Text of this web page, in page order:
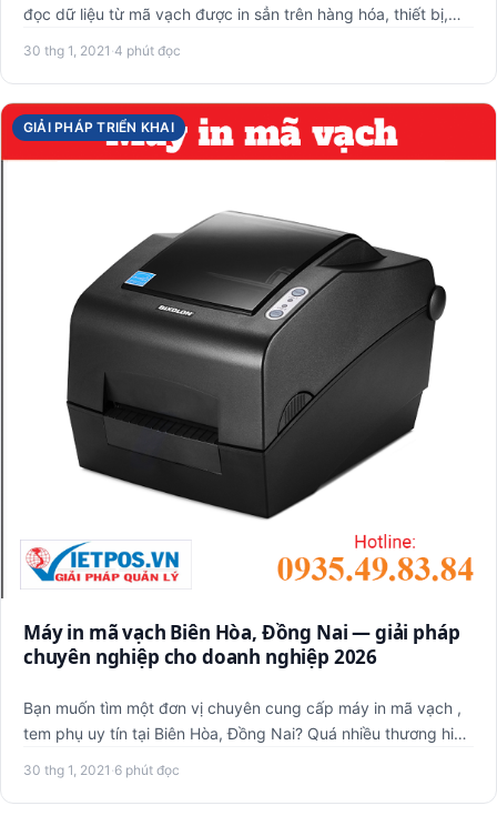
đọc dữ liệu từ mã vạch được in sẳn trên hàng hóa, thiết bị,…
30 thg 1, 2021 ·4 phút đọc
GIẢI PHÁP TRIỂN KHAI
Máy in mã vạch Biên Hòa, Đồng Nai — giải pháp
chuyên nghiệp cho doanh nghiệp 2026
Bạn muốn tìm một đơn vị chuyên cung cấp máy in mã vạch ,
tem phụ uy tín tại Biên Hòa, Đồng Nai? Quá nhiều thương hiệu
30 thg 1, 2021 ·6 phút đọc